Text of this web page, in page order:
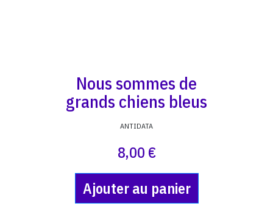
Nous sommes de
grands chiens bleus
ANTIDATA
8,00 €
Ajouter au panier